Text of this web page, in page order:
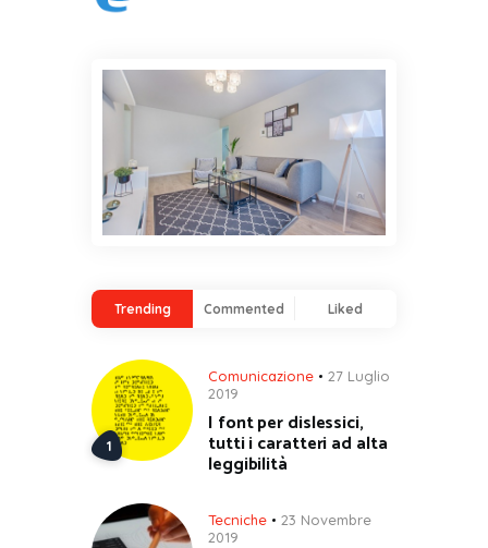
Trending Commented Liked
Comunicazione
27 Luglio
2019
I font per dislessici,
tutti i caratteri ad alta
leggibilità
Tecniche
23 Novembre
2019